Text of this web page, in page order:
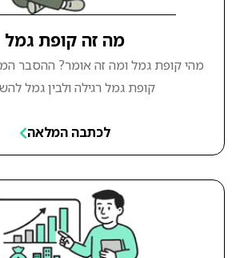
מה זה קופת גמל
מהי קופת גמל ומה זה אומר? ההסבר
קופת גמל רגילה ולבין גמל
לכתבה המלאה